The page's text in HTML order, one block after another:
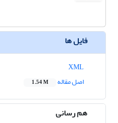
فایل ها
اصل مقاله
1.54 M
هم رسانی